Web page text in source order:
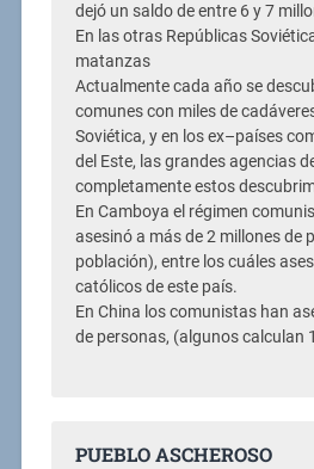
dejó un saldo de entre 6 y 7
En las otras Repúblicas
matanzas
Actualmente cada año se
comunes con miles de
Soviética, y en los ex–países
del Este, las grandes agencias
completamente estos
En Camboya el régimen
asesinó a más de 2 millones de
población), entre los cuáles
católicos de este país.
En China los comunistas han
de personas, (algunos calculan
PUEBLO ASCHEROSO